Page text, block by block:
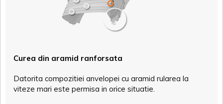
Curea din aramid ranforsata
Datorita compozitiei anvelopei cu aramid rularea la
viteze mari este permisa in orice situatie.